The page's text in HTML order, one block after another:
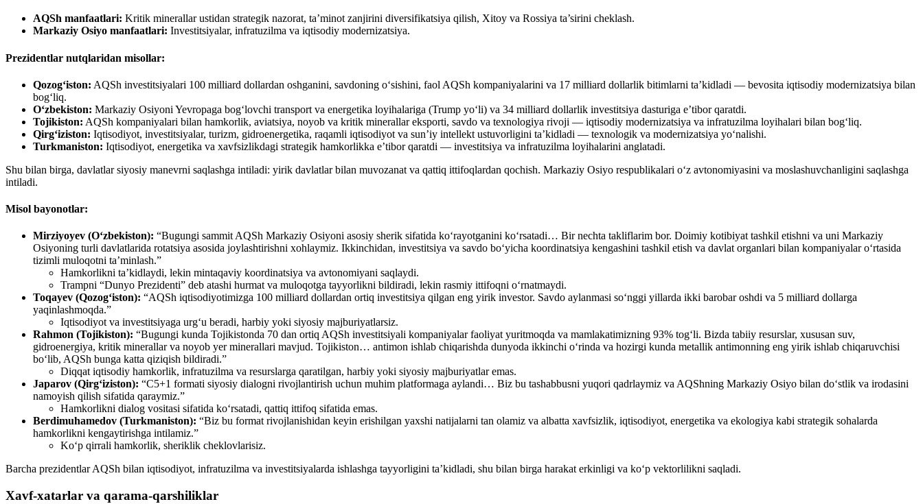
AQSh manfaatlari: Kritik minerallar ustidan strategik nazorat, ta’minot zanjirini diversifikatsiya qilish, Xitoy va Rossiya ta’sirini cheklash.
Markaziy Osiyo manfaatlari: Investitsiyalar, infratuzilma va iqtisodiy modernizatsiya.
Prezidentlar nutqlaridan misollar:
Qozog‘iston: AQSh investitsiyalari 100 milliard dollardan oshganini, savdoning o‘sishini, faol AQSh kompaniyalarini va 17 milliard dollarlik bitimlarni ta’kidladi — bevosita iqtisodiy modernizatsiya bilan
bog‘liq.
O‘zbekiston: Markaziy Osiyoni Yevropaga bog‘lovchi transport va energetika loyihalariga (Trump yo‘li) va 34 milliard dollarlik investitsiya dasturiga e’tibor qaratdi.
Tojikiston: AQSh kompaniyalari bilan hamkorlik, aviatsiya, noyob va kritik minerallar eksporti, savdo va texnologiya rivoji — iqtisodiy modernizatsiya va infratuzilma loyihalari bilan bog‘liq.
Qirg‘iziston: Iqtisodiyot, investitsiyalar, turizm, gidroenergetika, raqamli iqtisodiyot va sun’iy intellekt ustuvorligini ta’kidladi — texnologik va modernizatsiya yo‘nalishi.
Turkmaniston: Iqtisodiyot, energetika va xavfsizlikdagi strategik hamkorlikka e’tibor qaratdi — investitsiya va infratuzilma loyihalarini anglatadi.
Shu bilan birga, davlatlar siyosiy manevrni saqlashga intiladi: yirik davlatlar bilan muvozanat va qattiq ittifoqlardan qochish. Markaziy Osiyo respublikalari o‘z avtonomiyasini va moslashuvchanligini saqlashga
intiladi.
Misol bayonotlar:
Mirziyoyev (O‘zbekiston): “Bugungi sammit AQSh Markaziy Osiyoni asosiy sherik sifatida ko‘rayotganini ko‘rsatadi… Bir nechta takliflarim bor. Doimiy kotibiyat tashkil etishni va uni Markaziy
Osiyoning turli davlatlarida rotatsiya asosida joylashtirishni xohlaymiz. Ikkinchidan, investitsiya va savdo bo‘yicha koordinatsiya kengashini tashkil etish va davlat organlari bilan kompaniyalar o‘rtasida
tizimli muloqotni ta’minlash.”
Hamkorlikni ta’kidlaydi, lekin mintaqaviy koordinatsiya va avtonomiyani saqlaydi.
Trampni “Dunyo Prezidenti” deb atashi hurmat va muloqotga tayyorlikni bildiradi, lekin rasmiy ittifoqni o‘rnatmaydi.
Toqayev (Qozog‘iston): “AQSh iqtisodiyotimizga 100 milliard dollardan ortiq investitsiya qilgan eng yirik investor. Savdo aylanmasi so‘nggi yillarda ikki barobar oshdi va 5 milliard dollarga
yaqinlashmoqda.”
Iqtisodiyot va investitsiyaga urg‘u beradi, harbiy yoki siyosiy majburiyatlarsiz.
Rahmon (Tojikiston): “Bugungi kunda Tojikistonda 70 dan ortiq AQSh investitsiyali kompaniyalar faoliyat yuritmoqda va mamlakatimizning 93% tog‘li. Bizda tabiiy resurslar, xususan suv,
gidroenergiya, kritik minerallar va noyob yer minerallari mavjud. Tojikiston… antimon ishlab chiqarishda dunyoda ikkinchi o‘rinda va hozirgi kunda metallik antimonning eng yirik ishlab chiqaruvchisi
bo‘lib, AQSh bunga katta qiziqish bildiradi.”
Diqqat iqtisodiy hamkorlik, infratuzilma va resurslarga qaratilgan, harbiy yoki siyosiy majburiyatlar emas.
Japarov (Qirg‘iziston): “C5+1 formati siyosiy dialogni rivojlantirish uchun muhim platformaga aylandi… Biz bu tashabbusni yuqori qadrlaymiz va AQShning Markaziy Osiyo bilan do‘stlik va irodasini
namoyish qilish sifatida qaraymiz.”
Hamkorlikni dialog vositasi sifatida ko‘rsatadi, qattiq ittifoq sifatida emas.
Berdimuhamedov (Turkmaniston): “Biz bu format rivojlanishidan keyin erishilgan yaxshi natijalarni tan olamiz va albatta xavfsizlik, iqtisodiyot, energetika va ekologiya kabi strategik sohalarda
hamkorlikni kengaytirishga intilamiz.”
Ko‘p qirrali hamkorlik, sheriklik cheklovlarisiz.
Barcha prezidentlar AQSh bilan iqtisodiyot, infratuzilma va investitsiyalarda ishlashga tayyorligini ta’kidladi, shu bilan birga harakat erkinligi va ko‘p vektorlilikni saqladi.
Xavf-xatarlar va qarama-qarshiliklar